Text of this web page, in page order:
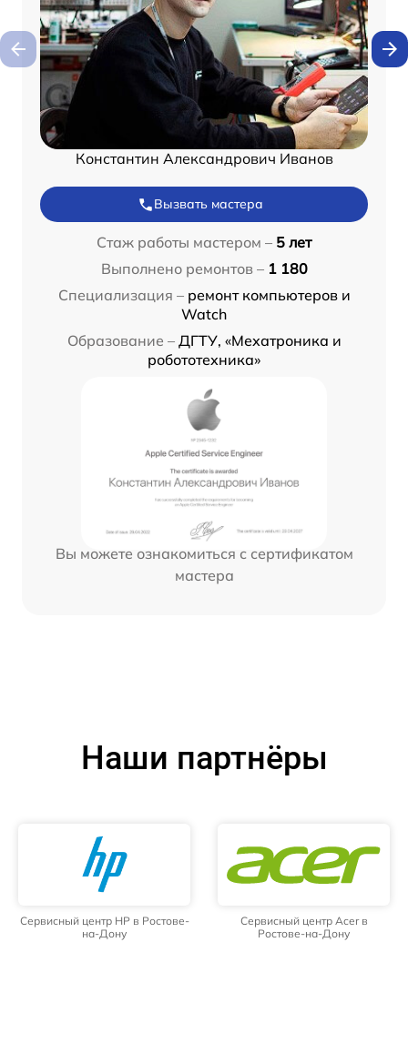
Константин Александрович Иванов
Вызвать мастера
Стаж работы мастером – 5 лет
Выполнено ремонтов – 1 180
Специализация – ремонт компьютеров и
Watch
Образование – ДГТУ, «Мехатроника и
робототехника»
Вы можете ознакомиться с сертификатом
мастера
Наши партнёры
Сервисный центр HP в Ростове-
на-Дону
Сервисный центр Acer в
Ростове-на-Дону